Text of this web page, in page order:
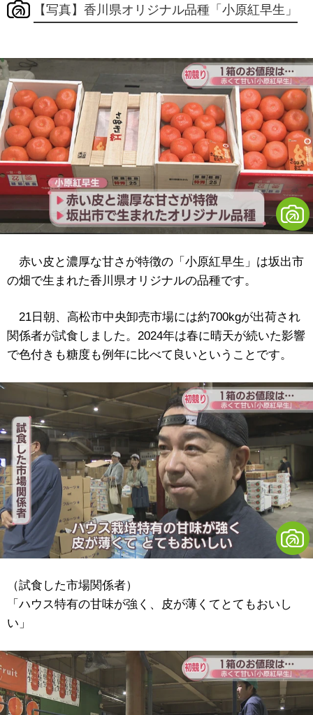
【写真】香川県オリジナル品種「小原紅早生」
赤い皮と濃厚な甘さが特徴の「小原紅早生」は坂出市
の畑で生まれた香川県オリジナルの品種です。
21日朝、高松市中央卸売市場には約700kgが出荷され
関係者が試食しました。2024年は春に晴天が続いた影響
で色付きも糖度も例年に比べて良いということです。
（試食した市場関係者）
「ハウス特有の甘味が強く、皮が薄くてとてもおいし
い」